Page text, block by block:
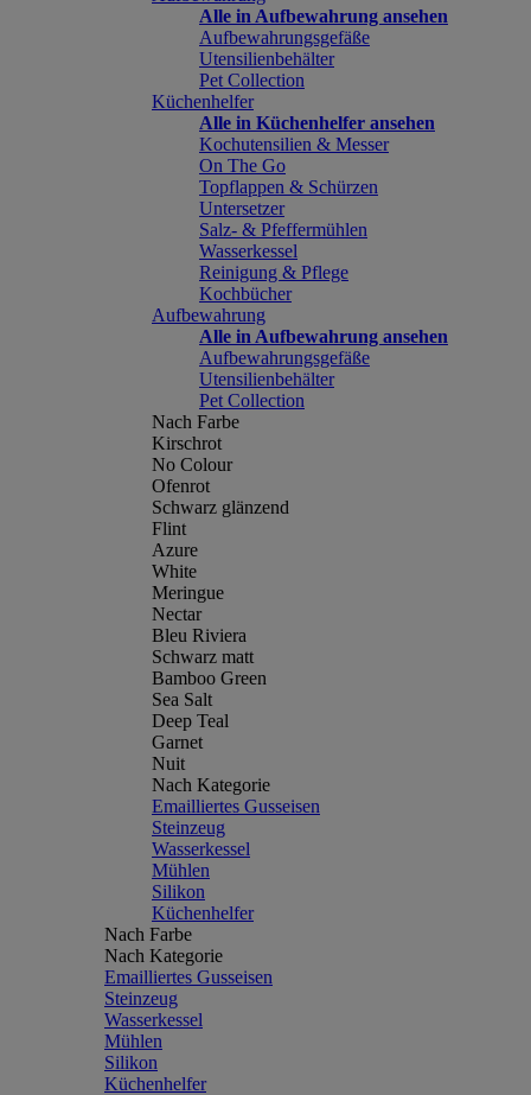
Alle in Aufbewahrung ansehen
Aufbewahrungsgefäße
Utensilienbehälter
Pet Collection
Küchenhelfer
Alle in Küchenhelfer ansehen
Kochutensilien & Messer
On The Go
Topflappen & Schürzen
Untersetzer
Salz- & Pfeffermühlen
Wasserkessel
Reinigung & Pflege
Kochbücher
Aufbewahrung
Alle in Aufbewahrung ansehen
Aufbewahrungsgefäße
Utensilienbehälter
Pet Collection
Nach Farbe
Kirschrot
No Colour
Ofenrot
Schwarz glänzend
Flint
Azure
White
Meringue
Nectar
Bleu Riviera
Schwarz matt
Bamboo Green
Sea Salt
Deep Teal
Garnet
Nuit
Nach Kategorie
Emailliertes Gusseisen
Steinzeug
Wasserkessel
Mühlen
Silikon
Küchenhelfer
Nach Farbe
Nach Kategorie
Emailliertes Gusseisen
Steinzeug
Wasserkessel
Mühlen
Silikon
Küchenhelfer